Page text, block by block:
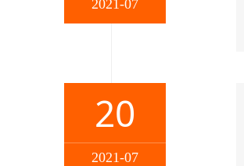
2021-07
20
2021-07